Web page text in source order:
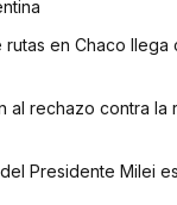
en Chaco llega
al rechazo contra
Presidente Milei